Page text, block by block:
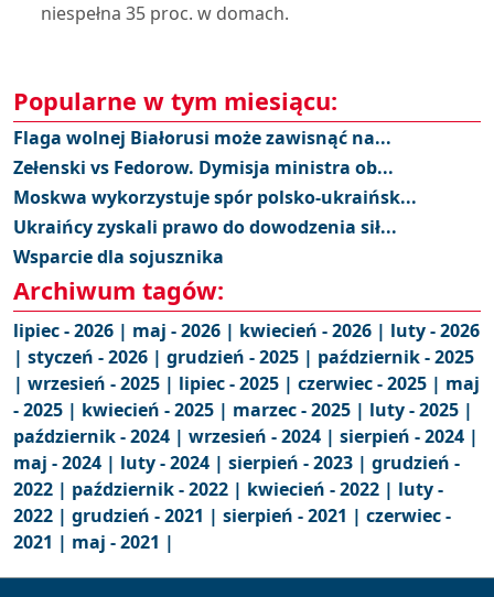
niespełna 35 proc. w domach.
Popularne w tym miesiącu:
Flaga wolnej Białorusi może zawisnąć na...
Zełenski vs Fedorow. Dymisja ministra ob...
Moskwa wykorzystuje spór polsko-ukraińsk...
Ukraińcy zyskali prawo do dowodzenia sił...
Wsparcie dla sojusznika
Archiwum tagów:
lipiec - 2026 | maj - 2026 | kwiecień - 2026 | luty - 2026
| styczeń - 2026 | grudzień - 2025 | październik - 2025
| wrzesień - 2025 | lipiec - 2025 | czerwiec - 2025 | maj
- 2025 | kwiecień - 2025 | marzec - 2025 | luty - 2025 |
październik - 2024 | wrzesień - 2024 | sierpień - 2024 |
maj - 2024 | luty - 2024 | sierpień - 2023 | grudzień -
2022 | październik - 2022 | kwiecień - 2022 | luty -
2022 | grudzień - 2021 | sierpień - 2021 | czerwiec -
2021 | maj - 2021 |